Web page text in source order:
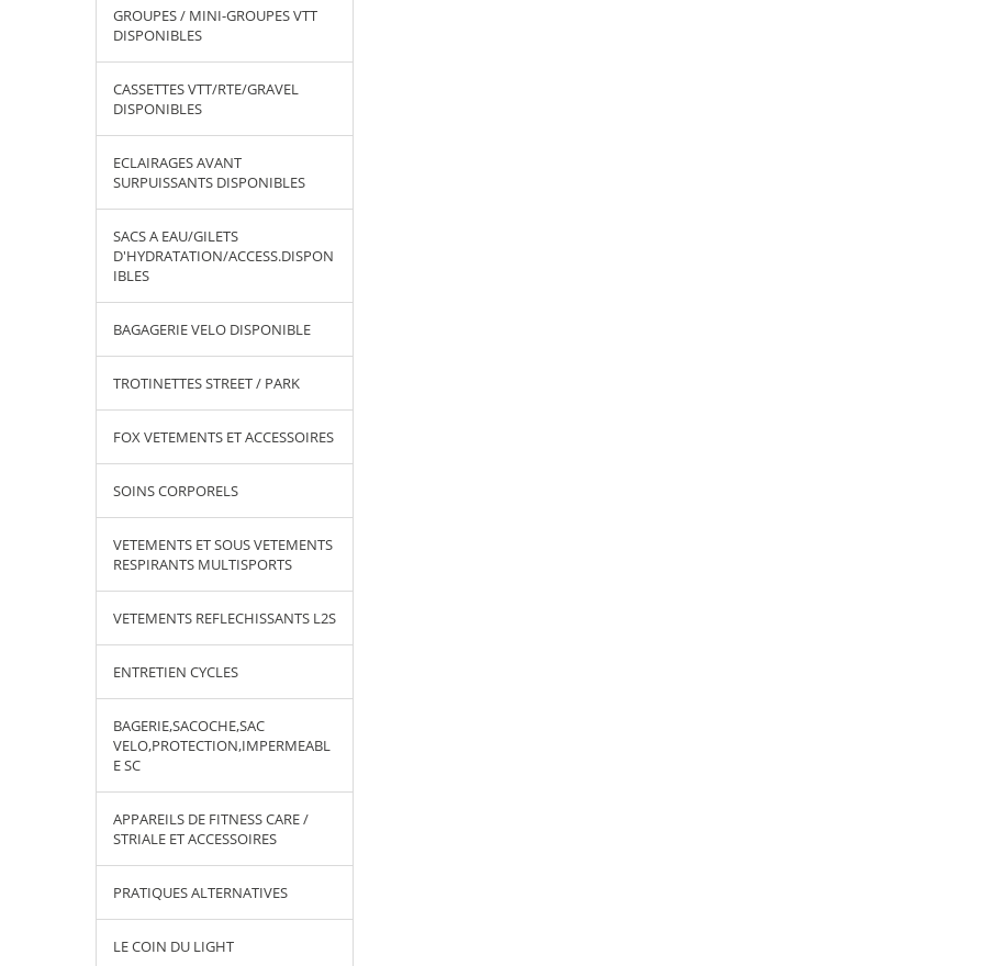
GROUPES / MINI-GROUPES VTT
DISPONIBLES
CASSETTES VTT/RTE/GRAVEL
DISPONIBLES
ECLAIRAGES AVANT
SURPUISSANTS DISPONIBLES
SACS A EAU/GILETS
D'HYDRATATION/ACCESS.DISPON
IBLES
BAGAGERIE VELO DISPONIBLE
TROTINETTES STREET / PARK
FOX VETEMENTS ET ACCESSOIRES
SOINS CORPORELS
VETEMENTS ET SOUS VETEMENTS
RESPIRANTS MULTISPORTS
VETEMENTS REFLECHISSANTS L2S
ENTRETIEN CYCLES
BAGERIE,SACOCHE,SAC
VELO,PROTECTION,IMPERMEABL
E SC
APPAREILS DE FITNESS CARE /
STRIALE ET ACCESSOIRES
PRATIQUES ALTERNATIVES
LE COIN DU LIGHT